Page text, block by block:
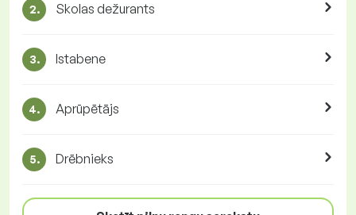
2. Skolas dežurants
3. Istabene
4. Aprūpētājs
5. Drēbnieks